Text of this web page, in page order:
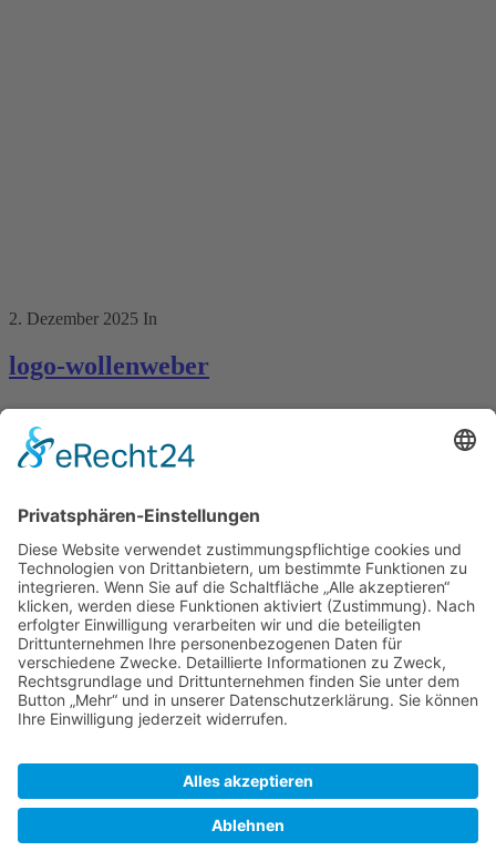
2. Dezember 2025 In
logo-wollenweber
Kontakt
Königstraße 28
70173 Stuttgart
T: 0711 29 39 20
kontakt@kaestner-stuttgart.de
Unsere Öffnungszeiten
Montag bis Samstag:
10:00 Uhr – 19:00 Uhr
Pflichtangaben
Impressum
Datenschutzerklärung
Kontakt